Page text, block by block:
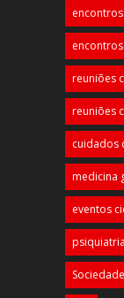
reuniões
reuniões
cuidados
medicina
eventos